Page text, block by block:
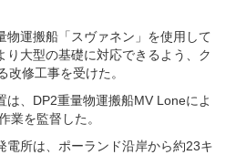
物運搬船「スヴァネン」を使用して
り大型の基礎に対応できるよう、ク
改修工事を受けた。
は、DP2重量物運搬船MV Loneによ
業を監督した。
電所は、ポーランド沿岸から約23キ